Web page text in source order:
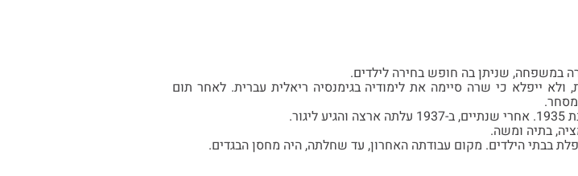
במשפחה, שניתן בה חופש בחירה לילדים.
ולא ייפלא כי שרה סיימה את לימודיה בגימנסיה ריאלית עברית. לאחר תום
בתיה ומשה.
בבתי הילדים. מקום עבודתה האחרון, עד שחלתה, היה מחסן הבגדים.